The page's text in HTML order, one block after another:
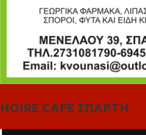
NOIRE CAFE ΣΠΑΡΤΗ